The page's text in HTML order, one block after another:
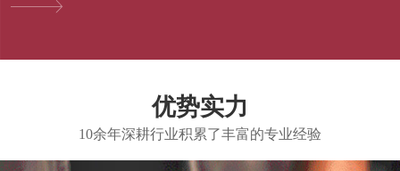
优势实力
10余年深耕行业积累了丰富的专业经验